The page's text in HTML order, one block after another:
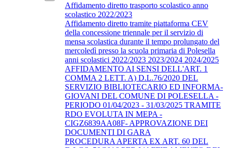
Affidamento diretto trasporto scolastico anno
scolastico 2022/2023
Affidamento diretto tramite piattaforma CEV
della concessione triennale per il servizio di
mensa scolastica durante il tempo prolungato del
mercoledì presso la scuola primaria di Polesella
anni scolastici 2022/2023 2023/2024 2024/2025
AFFIDAMENTO AI SENSI DELL'ART. 1
COMMA 2 LETT. A) D.L.76/2020 DEL
SERVIZIO BIBLIOTECARIO ED INFORMA-
GIOVANI DEL COMUNE DI POLESELLA -
PERIODO 01/04/2023 - 31/03/2025 TRAMITE
RDO EVOLUTA IN MEPA -
CIGZ6839AA08F- APPROVAZIONE DEI
DOCUMENTI DI GARA
PROCEDURA APERTA EX ART. 60 DEL